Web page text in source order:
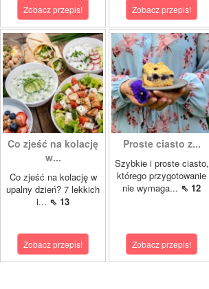
Zobacz przepis! Zobacz przepis!
Co zjeść na kolację
w...
Co zjeść na kolację w
upalny dzień? 7 lekkich
i... ⇖ 13
Zobacz przepis!
Proste ciasto z...
Szybkie i proste ciasto,
którego przygotowanie
nie wymaga... ⇖ 12
Zobacz przepis!